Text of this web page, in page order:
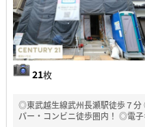
21枚
◎東武越生線武州長瀬駅徒歩７
パー・コンビニ徒歩圏内！ ◎電